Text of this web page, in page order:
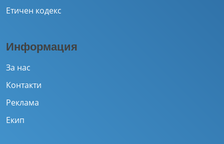
Етичен кодекс
Информация
За нас
Контакти
Реклама
Екип